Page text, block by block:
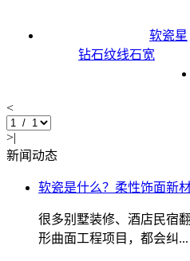
软瓷星
钻石纹线石宽
<
>|
新闻动态
软瓷是什么？柔性饰面新
很多别墅装修、酒店民宿
形曲面工程项目，都会纠...